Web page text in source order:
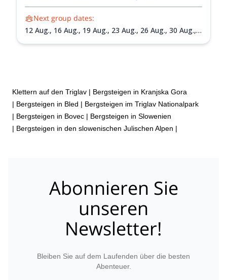
Next group dates:
12 Aug., 16 Aug., 19 Aug., 23 Aug., 26 Aug., 30 Aug.,2
Klettern auf den Triglav | Bergsteigen in Kranjska Gora
| Bergsteigen in Bled | Bergsteigen im Triglav Nationalpark
| Bergsteigen in Bovec | Bergsteigen in Slowenien
| Bergsteigen in den slowenischen Julischen Alpen |
Abonnieren Sie
unseren
Newsletter!
Bleiben Sie auf dem Laufenden über die besten
Abenteuer.